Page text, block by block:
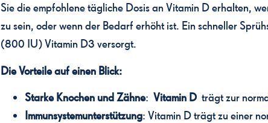
Sie die empfohlene tägliche Dosis an Vitamin D erhalten,
zu sein, oder wenn der Bedarf erhöht ist. Ein schneller
(800 IU) Vitamin D3 versorgt.
Die Vorteile auf einen Blick:
Starke Knochen und Zähne:Vitamin D trägt zur
Immunsystemunterstützung: Vitamin D trägt zu einer